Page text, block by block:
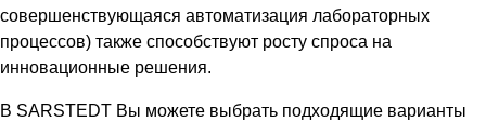
совершенствующаяся автоматизация лабораторных
процессов) также способствуют росту спроса на
инновационные решения.
В SARSTEDT Вы можете выбрать подходящие варианты